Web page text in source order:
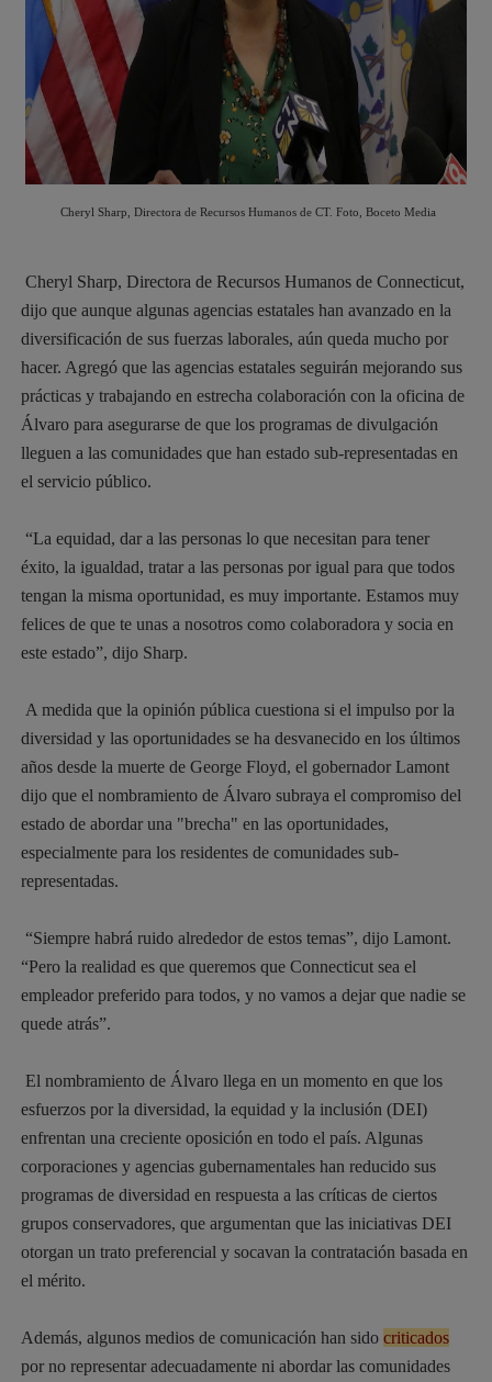
Cheryl Sharp, Directora de Recursos Humanos de CT. Foto, Boceto Media
Cheryl Sharp, Directora de Recursos Humanos de Connecticut,
dijo que aunque algunas agencias estatales han avanzado en la
diversificación de sus fuerzas laborales, aún queda mucho por
hacer. Agregó que las agencias estatales seguirán mejorando sus
prácticas y trabajando en estrecha colaboración con la oficina de
Álvaro para asegurarse de que los programas de divulgación
lleguen a las comunidades que han estado sub-representadas en
el servicio público.
“La equidad, dar a las personas lo que necesitan para tener
éxito, la igualdad, tratar a las personas por igual para que todos
tengan la misma oportunidad, es muy importante. Estamos muy
felices de que te unas a nosotros como colaboradora y socia en
este estado”, dijo Sharp.
A medida que la opinión pública cuestiona si el impulso por la
diversidad y las oportunidades se ha desvanecido en los últimos
años desde la muerte de George Floyd, el gobernador Lamont
dijo que el nombramiento de Álvaro subraya el compromiso del
estado de abordar una "brecha" en las oportunidades,
especialmente para los residentes de comunidades sub-
representadas.
“Siempre habrá ruido alrededor de estos temas”, dijo Lamont.
“Pero la realidad es que queremos que Connecticut sea el
empleador preferido para todos, y no vamos a dejar que nadie se
quede atrás”.
El nombramiento de Álvaro llega en un momento en que los
esfuerzos por la diversidad, la equidad y la inclusión (DEI)
enfrentan una creciente oposición en todo el país. Algunas
corporaciones y agencias gubernamentales han reducido sus
programas de diversidad en respuesta a las críticas de ciertos
grupos conservadores, que argumentan que las iniciativas DEI
otorgan un trato preferencial y socavan la contratación basada en
el mérito.
Además, algunos medios de comunicación han sido criticados
por no representar adecuadamente ni abordar las comunidades